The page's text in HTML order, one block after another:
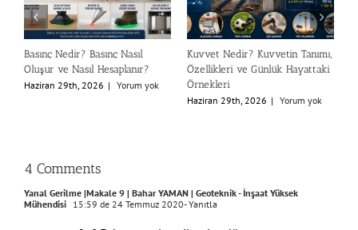
Newton (N) Nedir? Kütle ile
Ağırlık Arasındaki Fark
Haziran 27th, 2026 | Yorum yok
Deprem (Bina) Performans
Analizi Nedir?
Temmuz 26th, 2026
Mühendisi
15:59 de 24 Temmuz 2020- Yanıtla